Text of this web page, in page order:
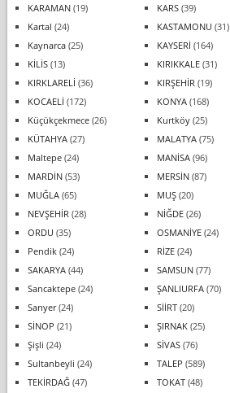
KARAMAN(19) KARS(39)
Kartal (24) KASTAMONU (31)
Kaynarca(25) KAYSERİ (164)
KİLİS(13) KIRIKKALE(31)
KIRKLARELİ (36) KIRŞEHİR (19)
KOCAELİ (172) KONYA(168)
Küçükçekmece(26) Kurtköy(25)
KÜTAHYA(27) MALATYA(75)
Maltepe(24) MANİSA(96)
MARDİN(53) MERSİN(87)
MUĞLA(65) MUŞ(20)
NEVŞEHİR (28) NİĞDE(26)
ORDU (35) OSMANİYE(24)
Pendik(24) RİZE(24)
SAKARYA(44) SAMSUN(77)
Sancaktepe(24) ŞANLIURFA(70)
Sarıyer(24) SİİRT(20)
SİNOP (21) ŞIRNAK(25)
Şişli (24) SİVAS(76)
Sultanbeyli (24) TALEP (589)
TEKİRDAĞ(47) TOKAT(48)